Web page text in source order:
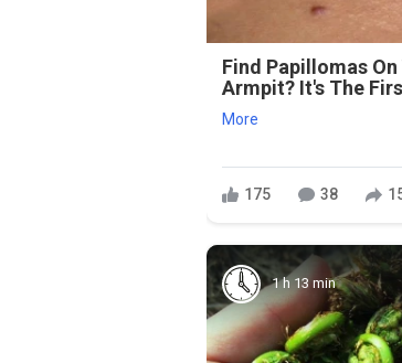
Find Papillomas
Armpit? It's The
More
175 38
1 h 13 min